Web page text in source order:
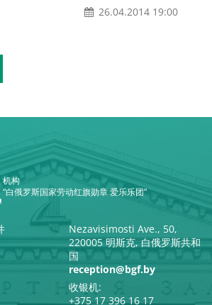
26.04.2014 19:00
机构
“白俄罗斯国家劳动红旗勋章 爱乐乐团”
Nezavisimosti Ave., 50,
220005 明斯克, 白俄罗斯共和
国
reception@bgf.by
收银机:
+375 17 396 16 17